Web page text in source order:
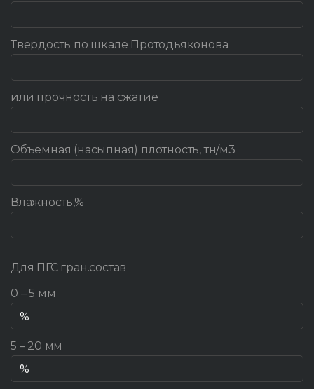
Твердость по шкале Протодьяконова
или прочность на сжатие
Объемная (насыпная) плотность, тн/м3
Влажность,%
Для ПГС гран.состав
0 – 5 мм
5 – 20 мм